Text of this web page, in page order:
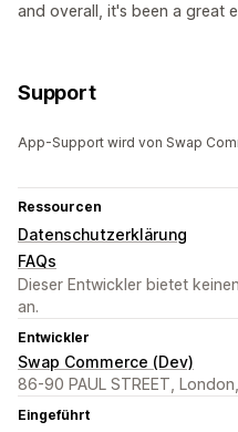
and overall, it's been a great
Support
App-Support wird von Swap
Ressourcen
Datenschutzerklärung
FAQs
Dieser Entwickler bietet
an.
Entwickler
Swap Commerce (Dev)
86-90 PAUL STREET,
Eingeführt